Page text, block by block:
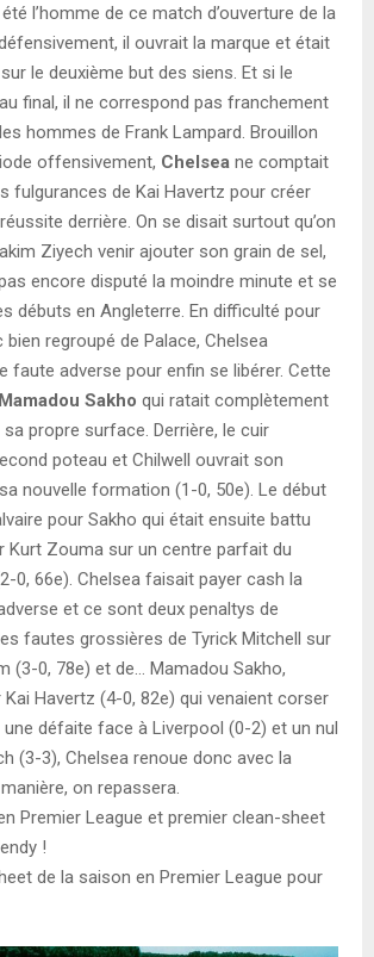
l’homme de ce match d’ouverture de la
il ouvrait la marque et était
le deuxième but des siens. Et si le
final, il ne correspond pas franchement
hommes de Frank Lampard. Brouillon
offensivement, Chelsea ne comptait
fulgurances de Kai Havertz pour créer
réussite derrière. On se disait surtout qu’on
Ziyech venir ajouter son grain de sel,
pas encore disputé la moindre minute et se
débuts en Angleterre. En difficulté pour
regroupé de Palace, Chelsea
faute adverse pour enfin se libérer. Cette
Mamadou Sakho qui ratait complètement
propre surface. Derrière, le cuir
poteau et Chilwell ouvrait son
nouvelle formation (1-0, 50e). Le début
pour Sakho qui était ensuite battu
Kurt Zouma sur un centre parfait du
0, 66e). Chelsea faisait payer cash la
et ce sont deux penaltys de
fautes grossières de Tyrick Mitchell sur
(3-0, 78e) et de… Mamadou Sakho,
Havertz (4-0, 82e) qui venaient corser
une défaite face à Liverpool (0-2) et un nul
(3-3), Chelsea renoue donc avec la
on repassera.
Premier League et premier clean-sheet
!
de la saison en Premier League pour